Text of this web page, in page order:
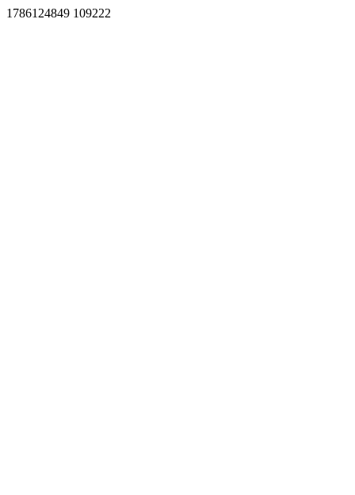
1786124849 109222